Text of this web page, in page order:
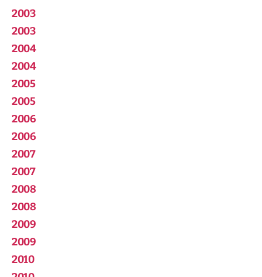
2003
2003
2004
2004
2005
2005
2006
2006
2007
2007
2008
2008
2009
2009
2010